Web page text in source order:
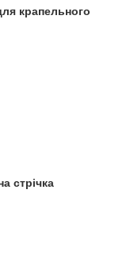
крапельного
стрічка